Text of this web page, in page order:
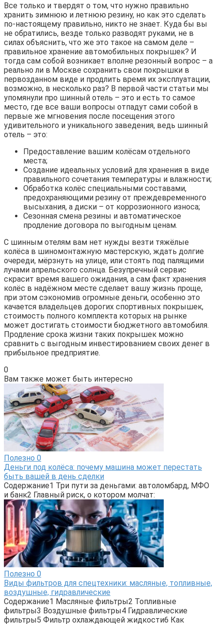
Все только и твердят о том, что нужно правильно
хранить зимнюю и летнюю резину, но как это сделать
по-настоящему правильно, никто не знает. Куда бы вы
не обратились, везде только разводят руками, не в
силах объяснить, что же это такое на самом деле –
правильное хранение автомобильных покрышек? И
тогда сам собой возникает вполне резонный вопрос – а
реально ли в Москве сохранить свои покрышки в
первозданном виде и продлить время их эксплуатации,
возможно, в несколько раз? В первой части статьи мы
упомянули про шинный отель – это и есть то самое
место, где все ваши вопросы отпадут сами собой в
первые же мгновения после посещения этого
удивительного и уникального заведения, ведь шинный
отель – это:
Предоставление вашим колёсам отдельного
места;
Создание идеальных условий для хранения в виде
правильного сочетания температуры и влажности;
Обработка колёс специальными составами,
предохраняющими резину от преждевременного
высыхания, а диски – от коррозионного износа;
Сезонная смена резины и автоматическое
продление договора по выгодным ценам.
С шинным отелям вам нет нужды везти тяжёлые
колёса в шиномонтажную мастерскую, ждать долгие
очереди, мёрзнуть на улице, или стоять под палящими
лучами апрельского солнца. Безупречный сервис
скрасит время вашего ожидания, а сам факт хранения
колёс в надёжном месте сделает вашу жизнь проще,
при этом сэкономив огромные деньги, особенно это
качается владельцев дорогих спортивных покрышек,
стоимость полного комплекта которых на рынке
может достигать стоимости бюджетного автомобиля.
Продление срока жизни таких покрышек можно
сравнить с выгодным инвестированием своих денег в
прибыльное предприятие.
0
Вам также может быть интересно
Полезно 0
Деньги под колёса: почему машина может перестать
быть вашей в день сделки
Содержание1 Три пути за деньгами: автоломбард, МФО
и банк2 Главный риск, о котором молчат:
Полезно 0
Виды фильтров для спецтехники: масляные, топливные,
воздушные, гидравлические
Содержание1 Масляные фильтры2 Топливные
фильтры3 Воздушные фильтры4 Гидравлические
фильтры5 Фильтр охлаждающей жидкости6 Как